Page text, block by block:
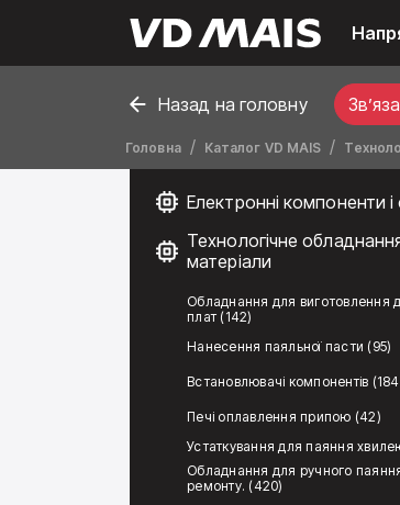
Назад на головну
Головна Каталог VD MAIS
Електронні компоненти
Технологічне обладнання
матеріали
Обладнання для виготовлення
плат (142)
Нанесення паяльної пасти (95)
Встановлювачі компонентів
Печі оплавлення припою (42)
Устаткування для паяння
Обладнання для ручного
ремонту. (420)